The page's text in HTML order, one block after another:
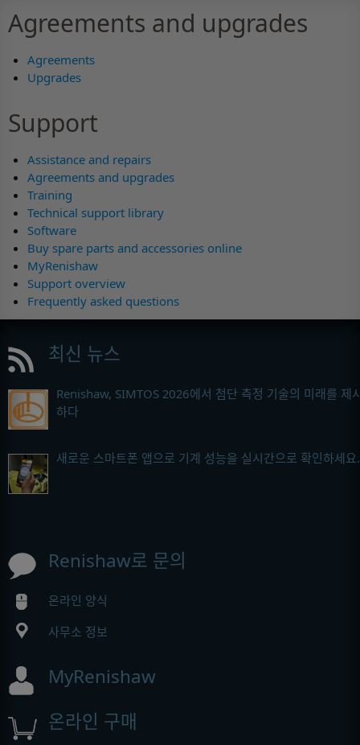
Agreements and upgrades
Agreements
Upgrades
Support
Assistance and repairs
Agreements and upgrades
Training
Technical support library
Software
Buy spare parts and accessories online
MyRenishaw
Support overview
Frequently asked questions
최신 뉴스
Renishaw, SIMTOS 2026에서 첨단 측정 기술의 미래를 제
하다
새로운 스마트폰 앱으로 기계 성능을 실시간으로 확인하세요.
Renishaw로 문의
온라인 양식
사무소 정보
MyRenishaw
온라인 구매